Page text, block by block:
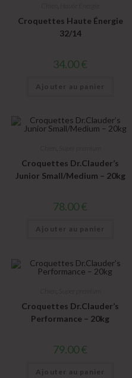
Croquettes Haute Énergie
32/14
34.00€
Ajouter au panier
Croquettes Dr.Clauder’s
Junior Small/Medium – 20kg
78.00€
Ajouter au panier
Croquettes Dr.Clauder’s
Performance – 20kg
79.00€
Ajouter au panier